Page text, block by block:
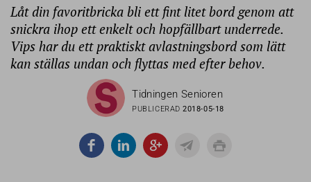
Låt din favoritbricka bli ett fint litet bord genom att
snickra ihop ett enkelt och hopfällbart underrede.
Vips har du ett praktiskt avlastningsbord som lätt
kan ställas undan och flyttas med efter behov.
Tidningen Senioren
PUBLICERAD2018-05-18